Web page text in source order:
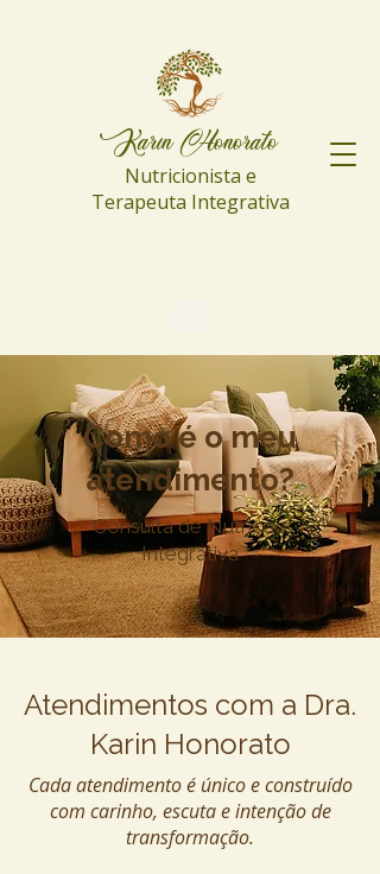
Karin Honorato
Nutricionista e
Terapeuta Integrativa
Como é o meu
atendimento?
Consulta de Nutrição
Integrativa
Atendimentos com a Dra.
Karin Honorato
Cada atendimento é único e construído
com carinho, escuta e intenção de
transformação.